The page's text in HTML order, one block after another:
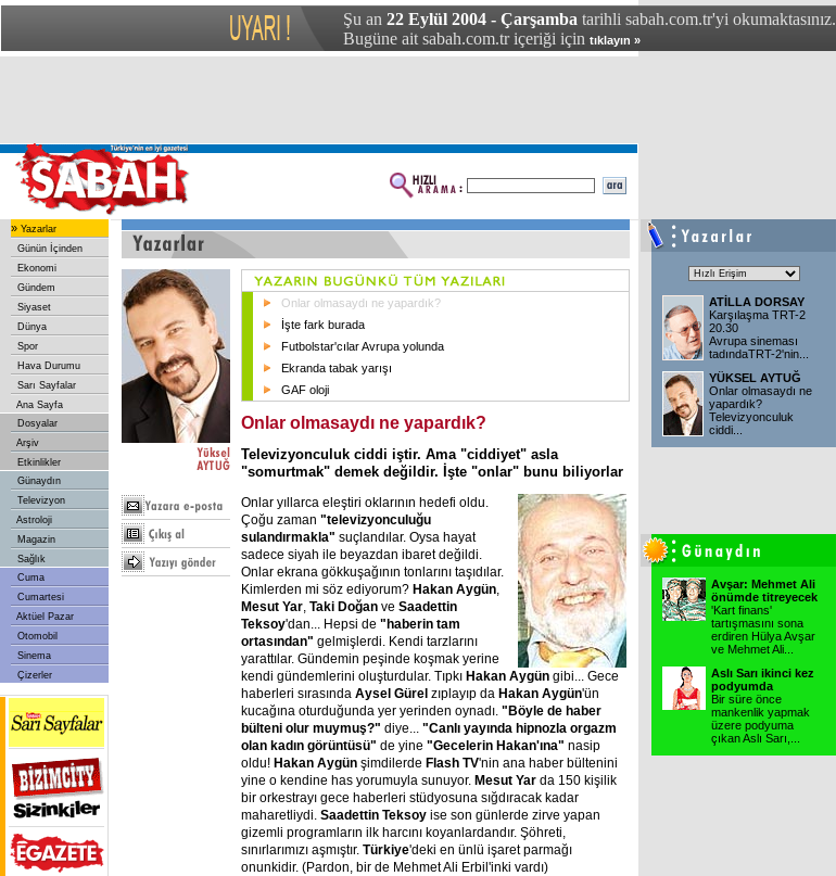
Şu an 22 Eylül 2004 - Çarşamba tarihli sabah.com.tr'yi okumaktasınız.
Bugüne ait sabah.com.tr içeriği için tıklayın »
» Yazarlar
Günün İçinden
Ekonomi
Gündem
Siyaset
Dünya
Spor
Hava Durumu
Sarı Sayfalar
Ana Sayfa
Dosyalar
Arşiv
Etkinlikler
Günaydın
Televizyon
Astroloji
Magazin
Sağlık
Cuma
Cumartesi
Aktüel Pazar
Otomobil
Sinema
Çizerler
Onlar olmasaydı ne yapardık?
İşte fark burada
Futbolstar'cılar Avrupa yolunda
Ekranda tabak yarışı
GAF oloji
Onlar olmasaydı ne yapardık?
Televizyonculuk ciddi iştir. Ama "ciddiyet" asla
"somurtmak" demek değildir. İşte "onlar" bunu biliyorlar
Onlar yıllarca eleştiri oklarının hedefi oldu.
Çoğu zaman "televizyonculuğu
sulandırmakla" suçlandılar. Oysa hayat
sadece siyah ile beyazdan ibaret değildi.
Onlar ekrana gökkuşağının tonlarını taşıdılar.
Kimlerden mi söz ediyorum? Hakan Aygün
Mesut Yar Taki Doğan ve Saadettin
Teksoy'dan... Hepsi de "haberin tam
ortasından" gelmişlerdi. Kendi tarzlarını
yarattılar. Gündemin peşinde koşmak yerine
kendi gündemlerini oluşturdular. Tıpkı Hakan Aygün gibi... Gece
haberleri sırasında Aysel Gürel zıplayıp da Hakan Aygün'ün
kucağına oturduğunda yer yerinden oynadı. "Böyle de haber
bülteni olur muymuş?" diye... "Canlı yayında hipnozla orgazm
olan kadın görüntüsü" de yine "Gecelerin Hakan'ına" nasip
oldu! Hakan Aygün şimdilerde Flash TV'nin ana haber bültenini
yine o kendine has yorumuyla sunuyor. Mesut Yar da 150 kişilik
bir orkestrayı gece haberleri stüdyosuna sığdıracak kadar
maharetliydi. Saadettin Teksoy ise son günlerde zirve yapan
gizemli programların ilk harcını koyanlardandır. Şöhreti,
sınırlarımızı aşmıştır. Türkiye'deki en ünlü işaret parmağı
onunkidir. (Pardon, bir de Mehmet Ali Erbil'inki vardı)
ATİLLA DORSAY
Karşılaşma TRT-2
20.30
Avrupa sineması
tadındaTRT-2'nin
YÜKSEL AYTUĞ
Onlar olmasaydı ne
yapardık?
Televizyonculuk
ciddi
Avşar: Mehmet Ali
önümde titreyecek
'Kart finans'
tartışmasını sona
erdiren Hülya Avşar
ve Mehmet Ali
Aslı Sarı ikinci kez
podyumda
Bir süre önce
mankenlik yapmak
üzere podyuma
çıkan Aslı Sarı,